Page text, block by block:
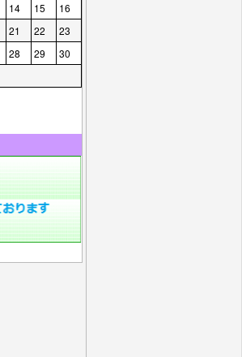
14 15
16
21 22
23
28 29
30